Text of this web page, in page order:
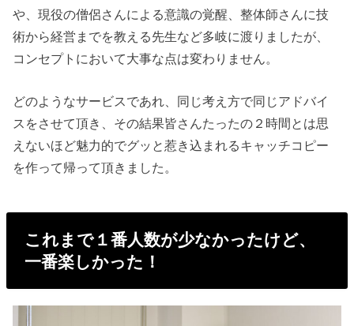
や、現役の僧侶さんによる意識の覚醒、整体師さんに技
術から経営までを教える先生など多岐に渡りましたが、
コンセプトにおいて大事な点は変わりません。
どのようなサービスであれ、同じ考え方で同じアドバイ
スをさせて頂き、その結果皆さんたったの２時間とは思
えないほど魅力的でグッと惹き込まれるキャッチコピー
を作って帰って頂きました。
これまで１番人数が少なかったけど、
一番楽しかった！